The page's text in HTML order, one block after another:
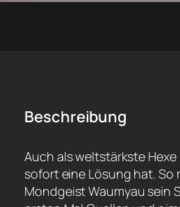
Beschreibung
Auch als weltstärkste
sofort eine Lösung hat. So
Mondgeist Waumyau sein